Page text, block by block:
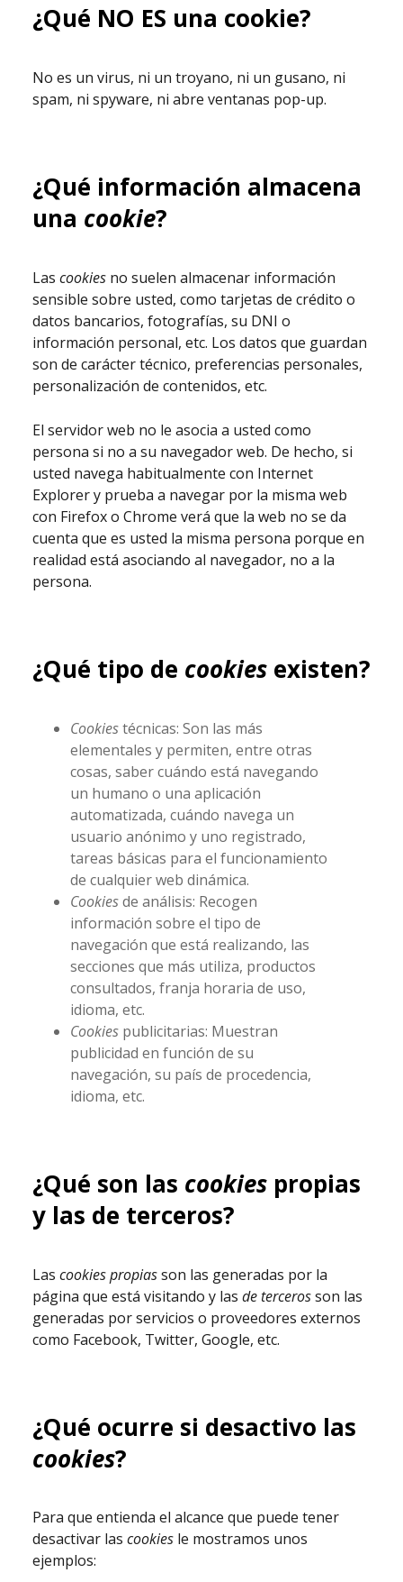
¿Qué NO ES una cookie?
No es un virus, ni un troyano, ni un gusano, ni
spam, ni spyware, ni abre ventanas pop-up.
¿Qué información almacena
una cookie?
Las cookiesno suelen almacenar información
sensible sobre usted, como tarjetas de crédito o
datos bancarios, fotografías, su DNI o
información personal, etc. Los datos que guardan
son de carácter técnico, preferencias personales,
personalización de contenidos, etc.
El servidor web no le asocia a usted como
persona si no a su navegador web. De hecho, si
usted navega habitualmente con Internet
Explorer y prueba a navegar por la misma web
con Firefox o Chrome verá que la web no se da
cuenta que es usted la misma persona porque en
realidad está asociando al navegador, no a la
persona.
¿Qué tipo de cookiesexisten?
Cookiestécnicas: Son las más
elementales y permiten, entre otras
cosas, saber cuándo está navegando
un humano o una aplicación
automatizada, cuándo navega un
usuario anónimo y uno registrado,
tareas básicas para el funcionamiento
de cualquier web dinámica.
Cookiesde análisis: Recogen
información sobre el tipo de
navegación que está realizando, las
secciones que más utiliza, productos
consultados, franja horaria de uso,
idioma, etc.
Cookiespublicitarias: Muestran
publicidad en función de su
navegación, su país de procedencia,
idioma, etc.
¿Qué son las cookiespropias
y las de terceros?
Las cookies propiasson las generadas por la
página que está visitando y las de tercerosson las
generadas por servicios o proveedores externos
como Facebook, Twitter, Google, etc.
¿Qué ocurre si desactivo las
cookies?
Para que entienda el alcance que puede tener
desactivar las cookiesle mostramos unos
ejemplos: